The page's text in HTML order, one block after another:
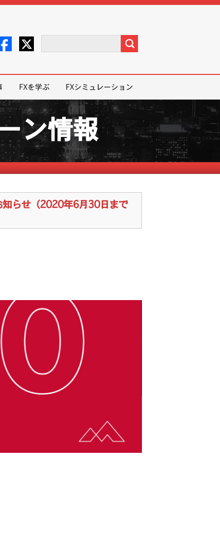
FXを学ぶ FXシミュレーション
ン情報
らせ（2020年6月30日まで